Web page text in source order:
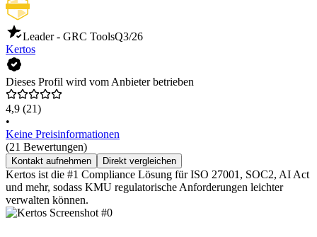
Leader - GRC ToolsQ3/26
Kertos
Dieses Profil wird vom Anbieter betrieben
4,9 (21)
•
Keine Preisinformationen
(21 Bewertungen)
Kontakt aufnehmen Direkt vergleichen
Kertos ist die #1 Compliance Lösung für ISO 27001, SOC2, AI Act
und mehr, sodass KMU regulatorische Anforderungen leichter
verwalten können.